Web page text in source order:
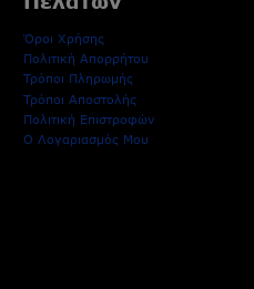
Όροι Χρήσης
Πολιτική Απορρήτου
Τρόποι Πληρωμής
Τρόποι Αποστολής
Πολιτική Επιστροφών
Ο Λογαριασμός Μου